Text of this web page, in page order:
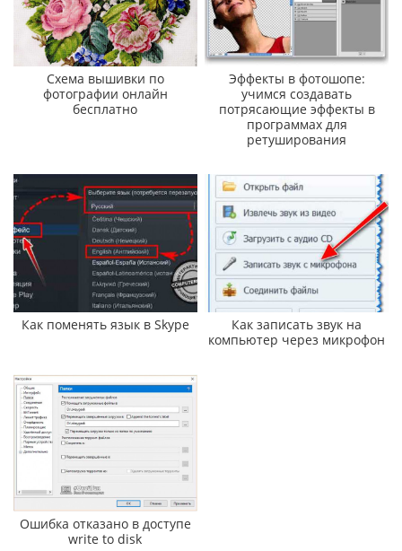
Схема вышивки по
фотографии онлайн
бесплатно
Эффекты в фотошопе:
учимся создавать
потрясающие эффекты в
программах для
ретуширования
Как поменять язык в Skype
Как записать звук на
компьютер через микрофон
Ошибка отказано в доступе
write to disk